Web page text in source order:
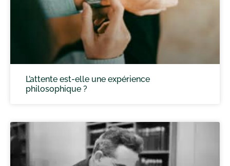
L’attente est-elle une expérience
philosophique ?